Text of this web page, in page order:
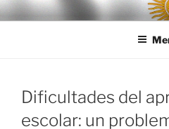
Ir
al
LEGISALUD
Dificultades del
escolar: un